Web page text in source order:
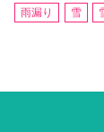
雨漏り
雪